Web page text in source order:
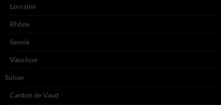
Lorraine
Rhône
Savoie
Vaucluse
Suisse
Canton de Vaud